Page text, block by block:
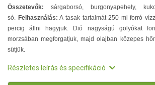
Összetevők: sárgaborsó, burgonyapehely,
só. Felhasználás: A tasak tartalmát 250 ml forró
percig állni hagyjuk. Dió nagyságú golyókat
morzsában megforgatjuk, majd olajban közepes
sütjük.
Részletes leírás és specifikáció